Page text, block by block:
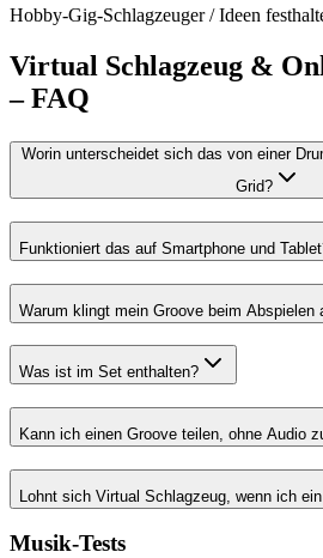
Hobby-Gig-Schlagzeuger/Ideen
Virtual Schlagzeug &
– FAQ
Worin unterscheidet sich das von einer
Grid?
Funktioniert das auf Smartphone und
Warum klingt mein Groove beim Abspielen
Was ist im Set enthalten?
Kann ich einen Groove teilen, ohne Audio
Lohnt sich Virtual Schlagzeug, wenn ich
Musik-Tests